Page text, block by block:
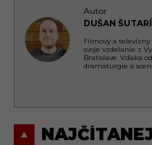
Autor
DUŠAN
Filmový a
svoje vzdelanie z
Bratislave. Vďaka
dramaturgie a